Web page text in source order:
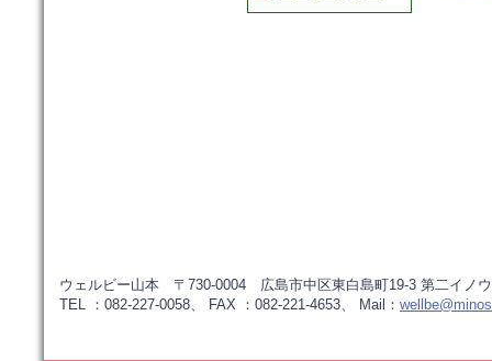
ウェルビー山本 〒730-0004 広島市中区東白島町19-3 第二イノ
TEL ：082-227-0058、 FAX ：082-221-4653、 Mail：